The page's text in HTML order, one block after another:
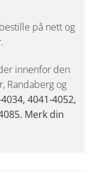
på nett og
.
innenfor den
Randaberg og
4041-4052,
Merk din